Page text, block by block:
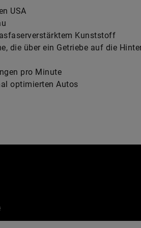
USA
Kunststoff
die über ein Getriebe auf die
pro Minute
optimierten Autos